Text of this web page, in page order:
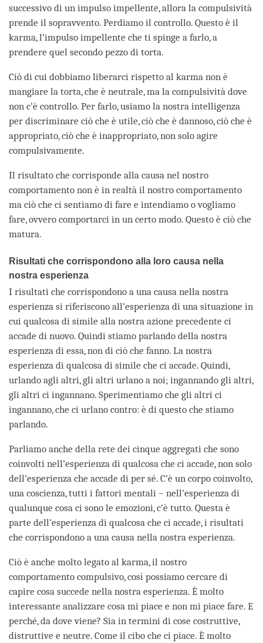
successivo di un impulso impellente, allora la compulsività
prende il sopravvento. Perdiamo il controllo. Questo è il
karma, l’impulso impellente che ti spinge a farlo, a
prendere quel secondo pezzo di torta.
Ciò di cui dobbiamo liberarci rispetto al karma non è
mangiare la torta, che è neutrale, ma la compulsività dove
non c’è controllo. Per farlo, usiamo la nostra intelligenza
per discriminare ciò che è utile, ciò che è dannoso, ciò che è
appropriato, ciò che è inappropriato, non solo agire
compulsivamente.
Il risultato che corrisponde alla causa nel nostro
comportamento non è in realtà il nostro comportamento
ma ciò che ci sentiamo di fare e intendiamo o vogliamo
fare, ovvero comportarci in un certo modo. Questo è ciò che
matura.
Risultati che corrispondono alla loro causa nella
nostra esperienza
I risultati che corrispondono a una causa nella nostra
esperienza si riferiscono all’esperienza di una situazione in
cui qualcosa di simile alla nostra azione precedente ci
accade di nuovo. Quindi stiamo parlando della nostra
esperienza di essa, non di ciò che fanno. La nostra
esperienza di qualcosa di simile che ci accade. Quindi,
urlando agli altri, gli altri urlano a noi; ingannando gli altri,
gli altri ci ingannano. Sperimentiamo che gli altri ci
ingannano, che ci urlano contro: è di questo che stiamo
parlando.
Parliamo anche della rete dei cinque aggregati che sono
coinvolti nell’esperienza di qualcosa che ci accade, non solo
dell’esperienza che accade di per sé. C’è un corpo coinvolto,
una coscienza, tutti i fattori mentali – nell’esperienza di
qualunque cosa ci sono le emozioni, c’è tutto. Questa è
parte dell’esperienza di qualcosa che ci accade, i risultati
che corrispondono a una causa nella nostra esperienza.
Ciò è anche molto legato al karma, il nostro
comportamento compulsivo, così possiamo cercare di
capire cosa succede nella nostra esperienza. È molto
interessante analizzare cosa mi piace e non mi piace fare. E
perché, da dove viene? Sia in termini di cose costruttive,
distruttive e neutre. Come il cibo che ci piace. È molto